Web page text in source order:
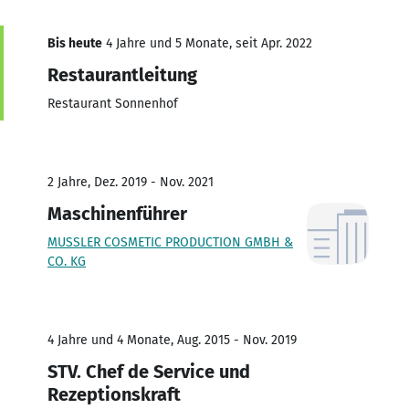
Bis heute 4 Jahre und 5 Monate, seit Apr. 2022
Restaurantleitung
Restaurant Sonnenhof
2 Jahre, Dez. 2019 - Nov. 2021
Maschinenführer
MUSSLER COSMETIC PRODUCTION GMBH &
CO. KG
4 Jahre und 4 Monate, Aug. 2015 - Nov. 2019
STV. Chef de Service und
Rezeptionskraft